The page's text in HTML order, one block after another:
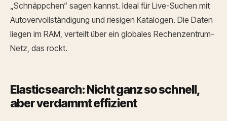
„Schnäppchen“ sagen kannst. Ideal für Live-Suchen mit
Autovervollständigung und riesigen Katalogen. Die Daten
liegen im RAM, verteilt über ein globales Rechenzentrum-
Netz, das rockt.
Elasticsearch: Nicht ganz so schnell,
aber verdammt effizient